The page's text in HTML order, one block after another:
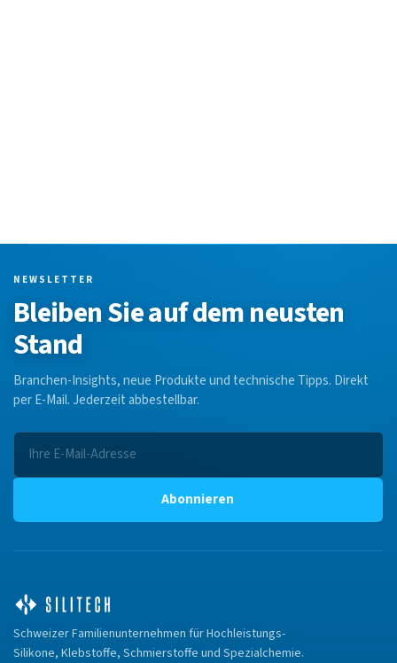
NEWSLETTER
Bleiben Sie auf dem neusten
Stand
Branchen-Insights, neue Produkte und technische Tipps. Direkt
per E-Mail. Jederzeit abbestellbar.
Abonnieren
Schweizer Familienunternehmen für Hochleistungs-
Silikone, Klebstoffe, Schmierstoffe und Spezialchemie.